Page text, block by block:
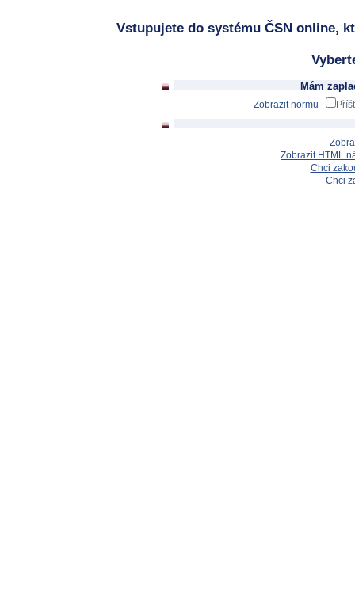
Vstupujete do systému ČSN online,
Mám
Zobrazit normu
Zobrazit HTML
Chci
Chci